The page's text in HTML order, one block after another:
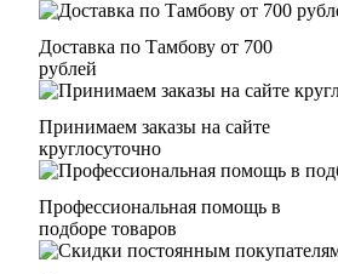
Доставка по Тамбову от 700
рублей
Принимаем заказы на сайте
круглосуточно
Профессиональная помощь в
подборе товаров